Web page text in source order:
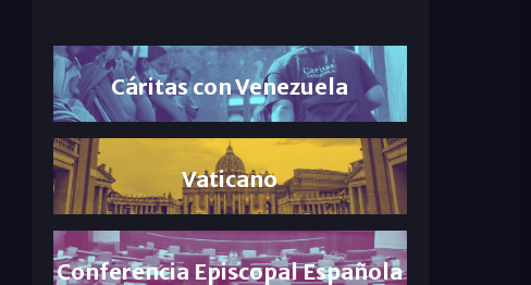
Cáritas con Venezuela
Vaticano
Conferencia Episcopal Española